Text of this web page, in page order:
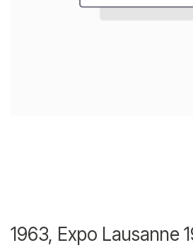
1963, Expo Lausanne